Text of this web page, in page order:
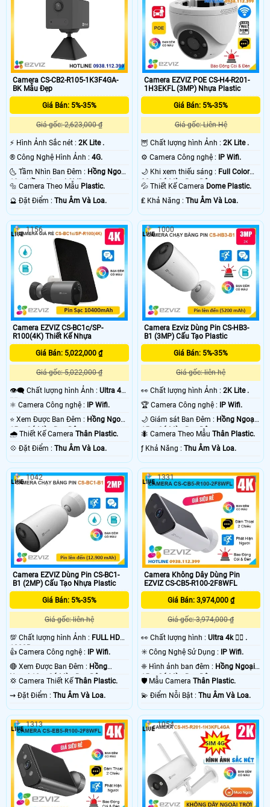
Camera CS-CB2-R105-1K3F4GA-
BK Mẫu Đẹp
Giá Bán: 5%-35%
Giá gốc: 2,623,000 ₫
️⚡ Hình Ảnh Sắc nét : 2K Lite .
®️ Công Nghệ Hình Ảnh : 4G.
🌜 Tầm Nhìn Ban Đêm : Hồng Ngoại
10m Hồng Ngoại SMD.
🔩 Camera Theo Mẫu Plastic.
️🔮 Đặt Điểm : Thu Âm Và Loa.
Camera EZVIZ POE CS-H4-R201-
1H3EKFL (3MP) Nhựa Plastic
Giá Bán: 5%-35%
Giá gốc: Liên Hệ
🦉 Chất lượng hình Ảnh :2K Lite .
⚙ Camera Công nghệ :
IP Wifi.
🌙 Khi xem thiếu sáng : Full Color
20m Có Màu Ban Ðêm.
💦 Thiết Kế Camera Dome Plastic.
️₤ Khả Năng :Thu Âm Và Loa.
Camera EZVIZ CS-BC1c/SP-
R100(4K) Thiết Kế Nhựa
Giá Bán: 5,022,000 ₫
Giá gốc: 5,022,000 ₫
👁️‍🗨 Chất lượng hình Ảnh : Ultra 4k
👍🏾 .
⚛️ Camera Công nghệ : IP Wifi.
⭐ Xem Được Ban Đêm : Hồng Ngoại
15m Có Màu Ban Ðêm.
🌧️ Thiết Kế Camera Thân Plastic.
️💠 Đặt Điểm : Thu Âm Và Loa.
1156
Camera Ezviz Dùng Pin CS-HB3-
B1 (3MP) Cấu Tạo Plastic
Giá Bán: 5%-35%
Giá gốc: liên hệ
️👀 Chất lượng hình Ảnh :2K Lite .
🏆 Camera Công nghệ : IP Wifi.
🌙 Giám sát Ban Đêm : Hồng Ngoại
15m Có Màu Ban Ðêm.
🐜 Camera Theo MẫuThân Plastic.
️ƒ Khả Năng :Thu Âm Và Loa.
1000
Camera EZVIZ Dùng Pin CS-BC1-
B1 (2MP) Cấu Tạo Nhựa Plastic
Giá Bán: 5%-35%
Giá gốc: liên hệ
💯 Chất lượng hình Ảnh : FULL HD
1080P .
👍 Camera Công nghệ :
IP Wifi.
🔴 Xem Được Ban Đêm : Hồng
Ngoại 10m Có Màu Ban Ðêm.
💢 Camera Thiết Kế Thân Plastic.
️⇝ Đặt Điểm : Thu Âm Và Loa.
1042
Camera Không Dây Dùng Pin
EZVIZ CS-CB5-R100-2F8WFL
Giá Bán: 3,974,000 ₫
Giá gốc: 3,974,000 ₫
️👀 Chất lượng hình :Ultra 4k 👍🏾 .
✳️ Công Nghệ Sử Dụng :
IP Wifi.
❈ Hình ảnh ban đêm : Hồng Ngoại
15m Có Màu Ban Ðêm.
🛡 Mẫu CameraThân Plastic.
️💫 Điểm Nỗi Bật :Thu Âm Và Loa.
1331
1313 1054